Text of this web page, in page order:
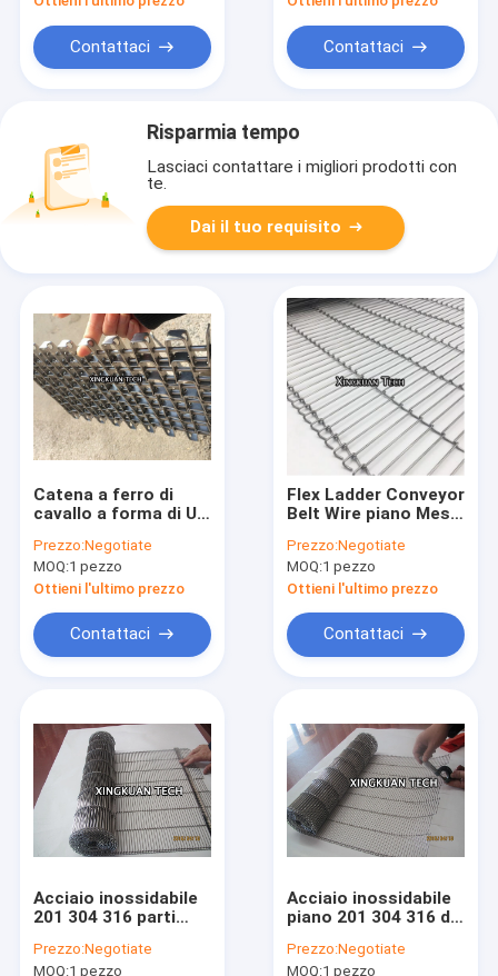
Contattaci Contattaci
Risparmia tempo
Lasciaci contattare i migliori prodotti con
te.
Dai il tuo requisito
Catena a ferro di
cavallo a forma di U
Cleaning della lamina
di metallo e
tritarifiuti
Prezzo:Negotiate
MOQ:1 pezzo
Ottieni l'ultimo prezzo
Contattaci
Flex Ladder Conveyor
Belt Wire piano Mesh
Machine nel
rivestimento della
produzione
Prezzo:Negotiate
MOQ:1 pezzo
Ottieni l'ultimo prezzo
Contattaci
Acciaio inossidabile
201 304 316 parti
The Changing sulla
Prezzo:Negotiate
MOQ:1 pezzo
Acciaio inossidabile
piano 201 304 316 di
Wire Mesh per la
Prezzo:Negotiate
MOQ:1 pezzo